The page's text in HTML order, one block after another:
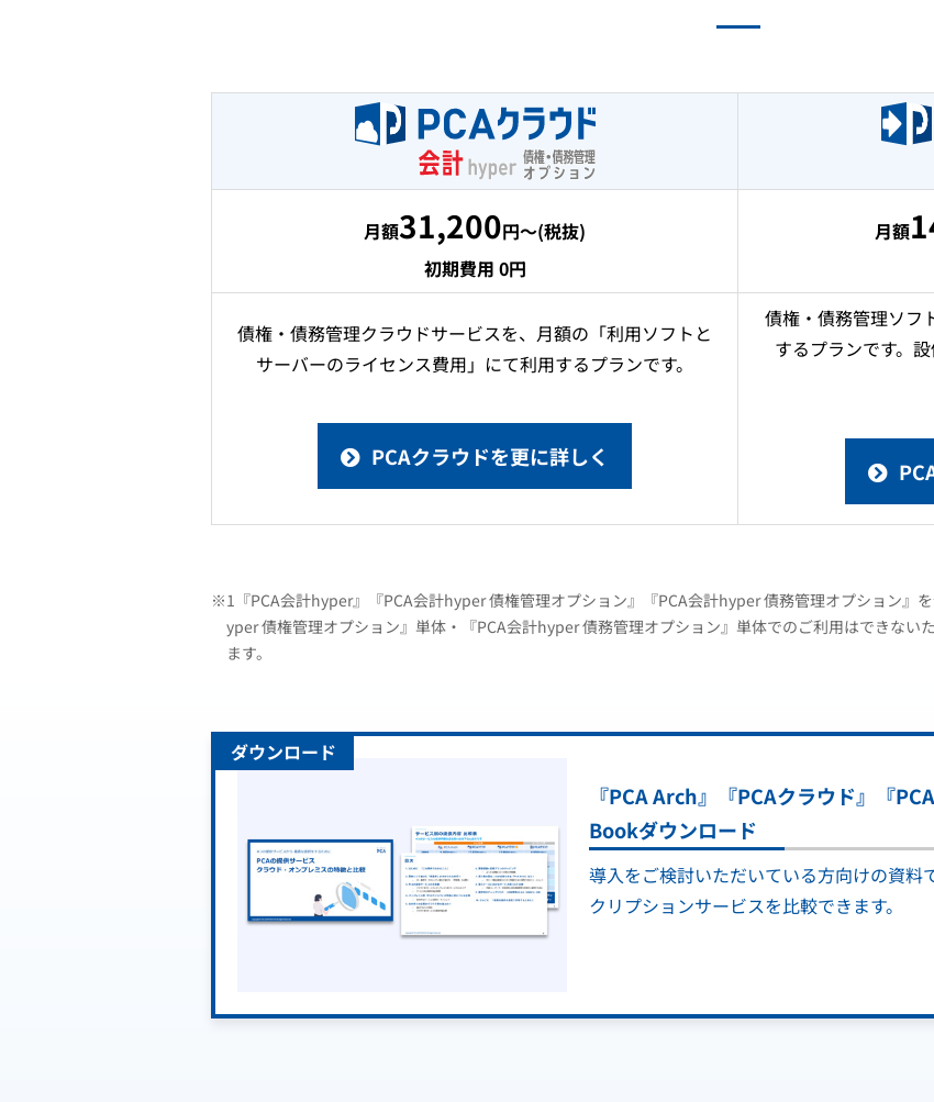
月額31,200円～(税抜)
初期費用 0円
月額
債権・債務管理クラウドサービスを、月額の「利用ソフトと
サーバーのライセンス費用」にて利用するプランです。
PCAクラウドを更に詳しく
債権・債務管理ソフ
するプランです。
※1『PCA会計hyper』『PCA会計hyper 債権管理オプション』『PCA会計hyper 債務管理オプション』
yper 債権管理オプション』単体・『PCA会計hyper 債務管理オプション』単体でのご利用はできない
ます。
ダウンロード
『PCA Arch』『PCAクラウド』『
Bookダウンロード
導入をご検討いただいている方向けの資料
クリプションサービスを比較できます。